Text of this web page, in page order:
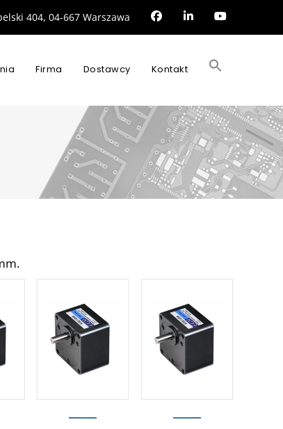
404, 04-667 Warszawa
Firma Dostawcy Kontakt